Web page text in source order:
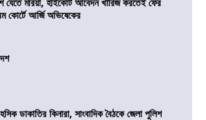
কোর্টে আর্জি অভিষেকের
ডাকাতির কিনারা, সাংবাদিক বৈঠকে জেলা পুলিশ